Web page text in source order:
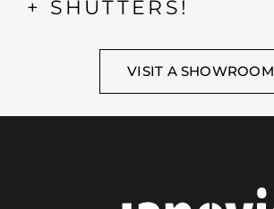
+ SHUTTERS!
VISIT A SHOWROOM